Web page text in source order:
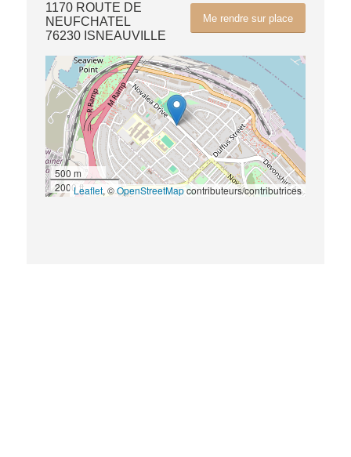
Me rendre sur place
1170 ROUTE DE
NEUFCHATEL
76230 ISNEAUVILLE
500 m
2000 ftLeaflet, ©OpenStreetMapcontributeurs/contributrices